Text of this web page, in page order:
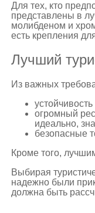
Для тех, кто
представлены в
молибденом и
есть крепления
Лучший
Из важных
огромный
идеально,
безопасные
Кроме того,
Выбирая
надежно были
должна быть